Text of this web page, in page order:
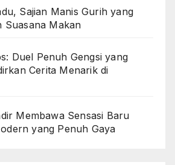
Sajian Manis Gurih yang
Suasana Makan
Duel Penuh Gengsi yang
Cerita Menarik di
Membawa Sensasi Baru
yang Penuh Gaya